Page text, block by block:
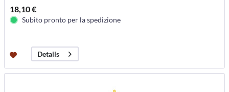
18,10 €
Subito pronto per la spedizione
Details